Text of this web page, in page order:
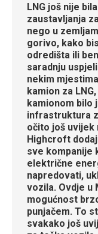
LNG još nije
zaustavljanja
nego u
gorivo, kako
odredišta ili
saradnju
nekim
kamion za
kamionom bilo
infrastruktura
očito još uvijek
Highcroft
sve kompanije
električne
napredovati,
vozila. Ovdje u
mogućnost
punjačem. To
svakako još